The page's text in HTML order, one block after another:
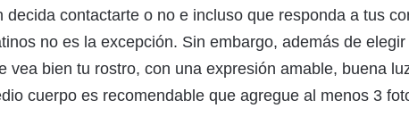
decida contactarte o no e incluso que responda a tus
no es la excepción. Sin embargo, además de
vea bien tu rostro, con una expresión amable, buena
cuerpo es recomendable que agregue al menos 3